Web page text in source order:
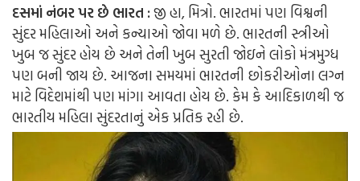
દસમાં નંબર પર છે ભારત :જી હા, મિત્રો. ભારતમાં પણ વિશ્વની
સુંદર મહિલાઓ અને કન્યાઓ જોવા મળે છે. ભારતની સ્ત્રીઓ
ખુબ જ સુંદર હોય છે અને તેની ખુબ સુરતી જોઇને લોકો મંત્રમુગ્ધ
પણ બની જાય છે. આજના સમયમાં ભારતની છોકરીઓના લગ્ન
માટે વિદેશમાંથી પણ માંગા આવતા હોય છે. કેમ કે આદિકાળથી જ
ભારતીય મહિલા સુંદરતાનું એક પ્રતિક રહી છે.